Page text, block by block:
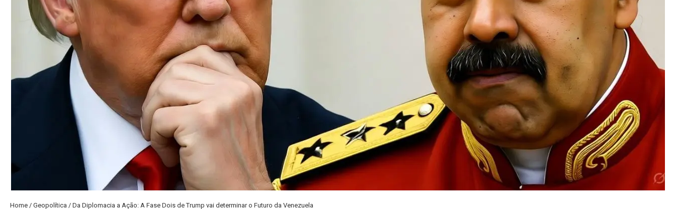
Home / Geopolítica / Da Diplomacia a Ação: A Fase Dois de Trump vai determinar o Futuro da Venezuela